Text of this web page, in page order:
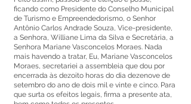
ficando como Presidente do Conselho Municipal
de Turismo e Empreendedorismo, o Senhor
Antônio Carlos Andrade Souza, Vice-presidente,
a Senhora, Williane Lima da Silva e Secretária, a
Senhora Mariane Vasconcelos Moraes. Nada
mais havendo a tratar, Eu, Mariane Vasconcelos
Moraes, secretariei a assembleia que dou por
encerrada às dezoito horas do dia dezenove de
setembro do ano de dois mil e vinte e cinco. Para
que surta os efeitos legais, firma a presente ata,